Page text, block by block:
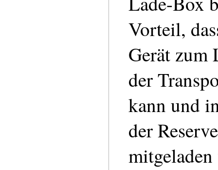
Vorteil,
Gerät zum
der
kann und
der